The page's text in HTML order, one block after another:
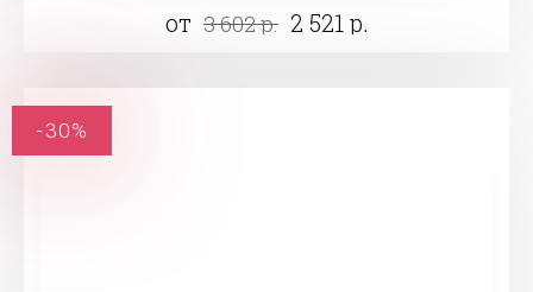
от 3 602 р. 2 521 р.
-30%